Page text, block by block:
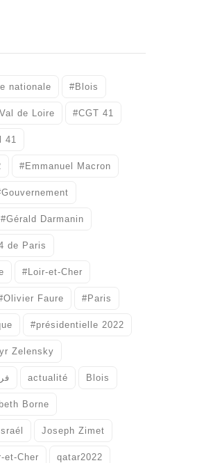
nationale #Blois
de Loire #CGT 41
41
#Emmanuel Macron
#Gérald Darmanin
de Paris
#Loir-et-Cher
Faure #Paris
#présidentielle 2022
Zelensky
actualité Blois
Borne
Israél Joseph Zimet
et-Cher qatar2022